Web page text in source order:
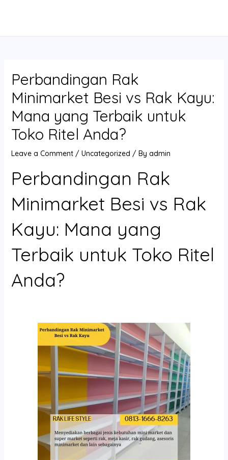
Perbandingan Rak
Minimarket Besi vs Rak Kayu:
Mana yang Terbaik untuk
Toko Ritel Anda?
Leave a Comment / Uncategorized / By admin
Perbandingan Rak
Minimarket Besi vs Rak
Kayu: Mana yang
Terbaik untuk Toko Ritel
Anda?